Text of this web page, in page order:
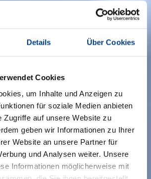
Details Über Cookies
Cookies
um Inhalte und Anzeigen zu
für soziale Medien anbieten
Zugriffe auf unsere Website zu
geben wir Informationen zu Ihrer
Website an unsere Partner für
und Analysen weiter. Unsere
Informationen möglicherweise mit